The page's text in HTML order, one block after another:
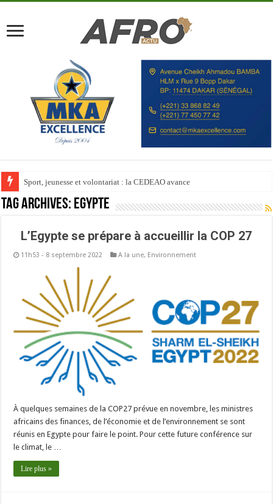
Sport, jeunesse et volontariat : la CEDEAO avance
Tag Archives: Égypte
L’Egypte se prépare à accueillir la COP 27
11h53 - 8 septembre 2022 A la une, Environnement
À quelques semaines de la COP27 prévue en novembre, les ministres
africains des finances, de l’économie et de l’environnement se sont
réunis en Egypte pour faire le point. Pour cette future conférence sur
le climat, le …
Lire plus »